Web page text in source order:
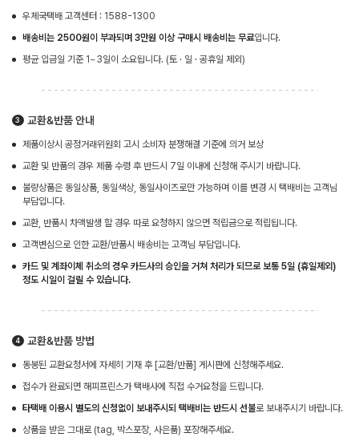
우체국택배 고객센터 : 1588-1300
배송비는 2500원이 부과되며 3만원 이상 구매시 배송비는 무료입니다.
평균 입금일 기준 1~3일이 소요됩니다. (토 · 일 · 공휴일 제외)
교환&반품 안내
제품이상시 공정거래위원회 고시 소비자 분쟁해결 기준에 의거 보상
교환 및 반품의 경우 제품 수령 후 반드시 7일 이내에 신청해 주시기 바랍니다.
불량상품은 동일상품, 동일색상, 동일사이즈로만 가능하며 이를 변경 시 택배비는 고객님
부담입니다.
교환, 반품시 차액발생 할 경우 따로 요청하지 않으면 적립금으로 적립됩니다.
고객변심으로 인한 교환/반품시 배송비는 고객님 부담입니다.
카드 및 계좌이체 취소의 경우 카드사의 승인을 거쳐 처리가 되므로 보통 5일 (휴일제외)
정도 시일이 걸릴 수 있습니다.
교환&반품 방법
동봉된 교환요청서에 자세히 기재 후 [교환/반품] 게시판에 신청해주세요.
접수가 완료되면 해피프린스가 택배사에 직접 수거요청을 드립니다.
타택배 이용시 별도의 신청없이 보내주시되 택배비는 반드시 선불로 보내주시기 바랍니다.
상품을 받은 그대로 (tag, 박스포장, 사은품) 포장해주세요.